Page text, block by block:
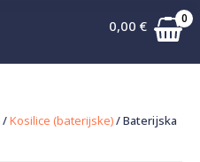
0,00 € 0
/Kosilice (baterijske)/ Baterijska